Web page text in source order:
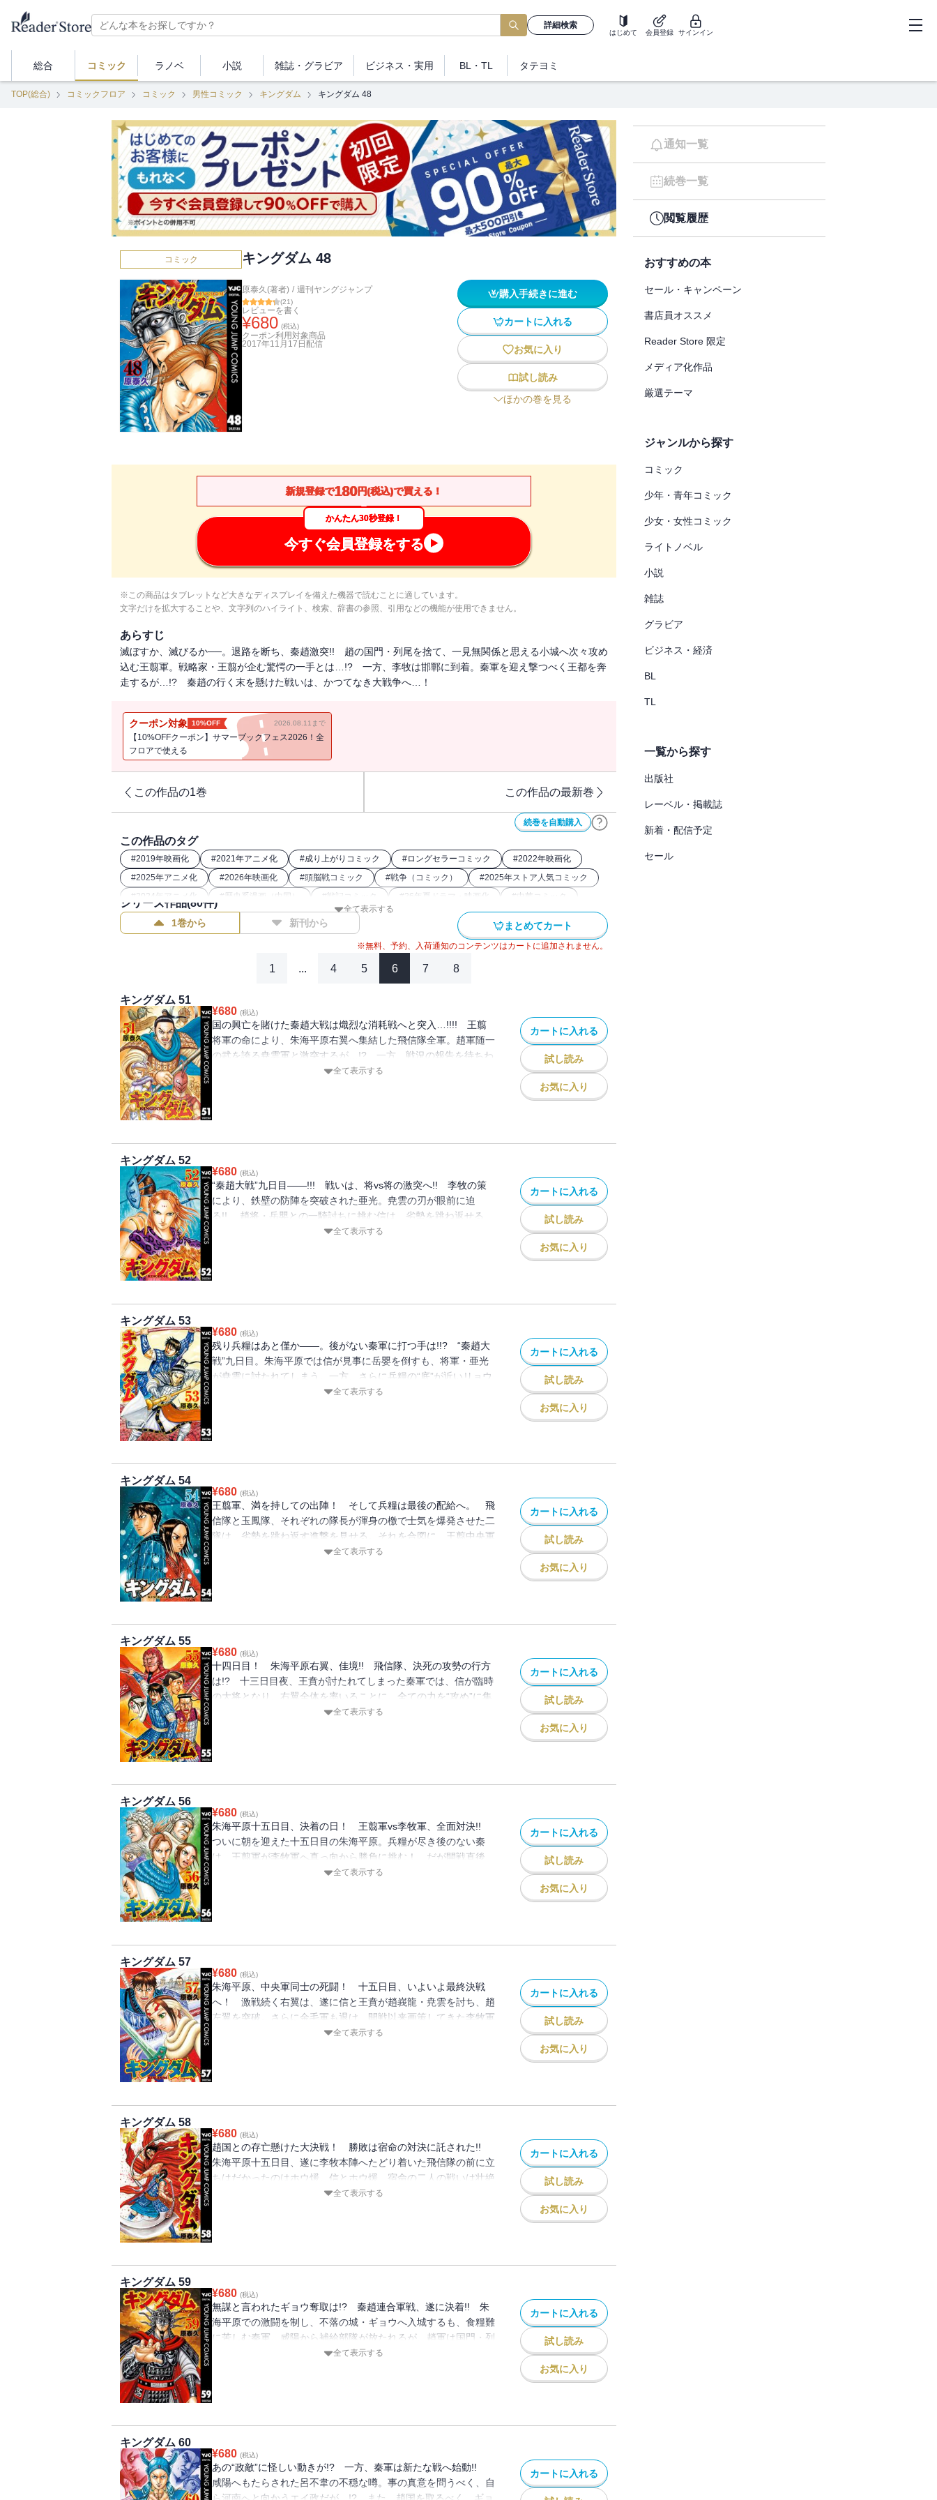
詳細検索
はじめて 会員登録 サインイン
総合 コミック ラノベ 小説 雑誌・ グラビア ビジネス ・実用 BL・TL タテヨミ
TOP(総合) コミックフロア コミック 男性コミック キングダム キングダム 48
コミック キングダム 48
原泰久(著者) / 週刊ヤングジャンプ
(21)
レビューを書く
¥680 (税込)
クーポン利用対象商品
2017年11月17日 配信
購入手続きに進む
カートに入れる
お気に入り
試し読み
ほかの巻を見る
新規登録で180円(税込)で買える！
かんたん30秒登録！
今すぐ会員登録をする
※この商品はタブレットなど大きなディスプレイを備えた機器で読むことに適しています。
文字だけを拡大することや、文字列のハイライト、検索、辞書の参照、引用などの機能が使用できません。
あらすじ
滅ぼすか、滅びるか──。退路を断ち、秦趙激突!! 趙の国門・列尾を捨て、一見無関係と思える小城へ次々攻め
込む王翦軍。戦略家・王翦が企む驚愕の一手とは…!? 一方、李牧は邯鄲に到着。秦軍を迎え撃つべく王都を奔
走するが…!? 秦趙の行く末を懸けた戦いは、かつてなき大戦争へ…！
クーポン対象 10%OFF 2026.08.11まで
【10%OFFクーポン】サマーブックフェス2026！全
フロアで使える
この作品の1巻 この作品の最新巻
続巻を自動購入
この作品のタグ
#2019年映画化 #2021年アニメ化 #成り上がりコミック #ロングセラーコミック #2022年映画化
#2025年アニメ化 #2026年映画化 #頭脳戦コミック #戦争（コミック） #2025年ストア人気コミック
#2024年アニメ化 # 歴史系漫画（中国） #戦記コミック #26年夏ドラマ・映画化 # 中華コミック
#2022年アニメ化 #歴史漫画 #2020年アニメ化 # キングダム関連作 #アニメ化
#26年春ドラマ・映画化 #2023年映画化 #2024年映画化
全て表示する
シリーズ作品(80件)
1巻から 新刊から まとめてカート
※無料、予約、入荷通知のコンテンツはカートに追加されません。
1 ... 4 5 6 7 8
キングダム 51
¥680 (税込)
国の興亡を賭けた秦趙大戦は熾烈な消耗戦へと突入…!!!! 王翦
将軍の命により、朱海平原右翼へ集結した飛信隊全軍。趙軍随一
の武を誇る尭雲軍と激突するが…!? 一方、戦況の報告を待ちわ
びる咸陽へようやく前線からの伝者が辿り着く。そこで語られる
全て表示する
カートに入れる
試し読み
お気に入り
キングダム 52
¥680 (税込)
“秦趙大戦”九日目――!!! 戦いは、将vs将の激突へ!! 李牧の策
により、鉄壁の防陣を突破された亜光。尭雲の刃が眼前に迫
る!! 趙将・岳嬰との一騎討ちに挑む信は、劣勢を跳ね返せる
か…!? もう一つの戦場・リョウ陽では、兵糧の危機から後がな
全て表示する
カートに入れる
試し読み
お気に入り
キングダム 53
¥680 (税込)
残り兵糧はあと僅か――。後がない秦軍に打つ手は!!? “秦趙大
戦”九日目。朱海平原では信が見事に岳嬰を倒すも、将軍・亜光
が尭雲に討たれてしまう。一方、さらに兵糧の“底”が近いリョウ
陽では、犬戎三兄弟討伐作戦で二人を討ち取るも、狙われた楊端
全て表示する
カートに入れる
試し読み
お気に入り
キングダム 54
¥680 (税込)
王翦軍、満を持しての出陣！ そして兵糧は最後の配給へ。 飛
信隊と玉鳳隊、それぞれの隊長が渾身の檄で士気を爆発させた二
隊は、劣勢を跳ね返す進撃を見せる。それを合図に、王翦中央軍
が出陣！ 本陣同士の激突はいよいよ目前に！ 一方、兵糧が足
全て表示する
カートに入れる
試し読み
お気に入り
キングダム 55
¥680 (税込)
十四日目！ 朱海平原右翼、佳境!! 飛信隊、決死の攻勢の行方
は!? 十三日目夜、王賁が討たれてしまった秦軍では、信が臨時
の大将となり、右翼全体を率いることに。全ての力を“攻め”に集
結させ、趙軍の頭脳・趙峩龍に迫る…！ そんな中、守りが手薄
全て表示する
カートに入れる
試し読み
お気に入り
キングダム 56
¥680 (税込)
朱海平原十五日目、決着の日！ 王翦軍vs李牧軍、全面対決!!
ついに朝を迎えた十五日目の朱海平原。兵糧が尽き後のない秦
は、王翦軍が李牧軍へ真っ向から勝負に挑む！ だが開戦直後、
李牧の元へギョウからの急報が…!? 中央軍同士の激突は、互い
全て表示する
カートに入れる
試し読み
お気に入り
キングダム 57
¥680 (税込)
朱海平原、中央軍同士の死闘！ 十五日目、いよいよ最終決戦
へ！ 激戦続く右翼は、遂に信と王賁が趙峩龍・尭雲を討ち、趙
左翼を突破。さらに金毛軍も退け、開戦以来画策してきた李牧軍
への“挟撃”に成功する。一方、李牧は傳抵を走らせ、無謀とも言
全て表示する
カートに入れる
試し読み
お気に入り
キングダム 58
¥680 (税込)
趙国との存亡懸けた大決戦！ 勝敗は宿命の対決に託された!!
朱海平原十五日目、遂に李牧本陣へたどり着いた飛信隊の前に立
ちはだかったのはホウ煖。信とホウ煖、宿命の二人の戦いは壮絶
な一騎討ちに――。大乱戦となったこの地を制し、趙国の要所
全て表示する
カートに入れる
試し読み
お気に入り
キングダム 59
¥680 (税込)
無謀と言われたギョウ奪取は!? 秦趙連合軍戦、遂に決着!! 朱
海平原での激闘を制し、不落の城・ギョウへ入城するも、食糧難
に苦しむ秦軍。咸陽から補給部隊が放たれるが、趙軍は国門・列
尾で堅くこれを阻む。一進一退の攻防の中、ギョウは激しい飢餓
全て表示する
カートに入れる
試し読み
お気に入り
キングダム 60
¥680 (税込)
あの“政敵”に怪しい動きが!? 一方、秦軍は新たな戦へ始動!!
咸陽へもたらされた呂不韋の不穏な噂。事の真意を問うべく、自
カートに入れる
通知一覧
続巻一覧
閲覧履歴
おすすめの本
セール・キャンペーン
書店員オススメ
Reader Store 限定
メディア化作品
厳選テーマ
ジャンルから探す
コミック
少年・青年コミック
少女・女性コミック
ライトノベル
小説
雑誌
グラビア
ビジネス・経済
BL
TL
一覧から探す
出版社
レーベル・掲載誌
新着・配信予定
セール